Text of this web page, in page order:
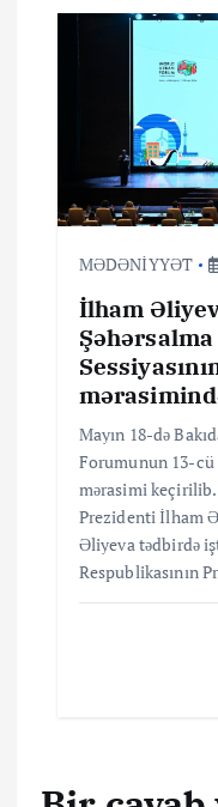
MƏDƏNİYYƏT
İlham
Mayın 18-də
Forumunun 13-cü
mərasimi keçirilib.
Prezidenti İlham
Əliyeva tədbirdə
Respublikasının